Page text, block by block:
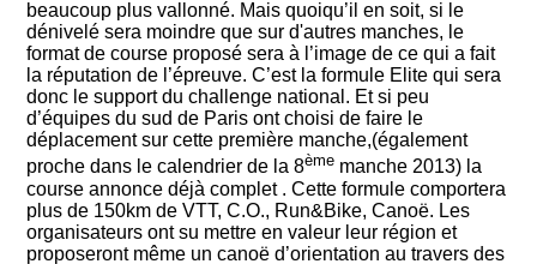
beaucoup plus vallonné. Mais quoiqu’il en soit, si le
dénivelé sera moindre que sur d'autres manches, le
format de course proposé sera à l’image de ce qui a fait
la réputation de l’épreuve. C’est la formule Elite qui sera
donc le support du challenge national. Et si peu
d’équipes du sud de Paris ont choisi de faire le
déplacement sur cette première manche,(également
proche dans le calendrier de la 8ème manche 2013) la
course annonce déjà complet . Cette formule comportera
plus de 150km de VTT, C.O., Run&Bike, Canoë. Les
organisateurs ont su mettre en valeur leur région et
proposeront même un canoë d’orientation au travers des